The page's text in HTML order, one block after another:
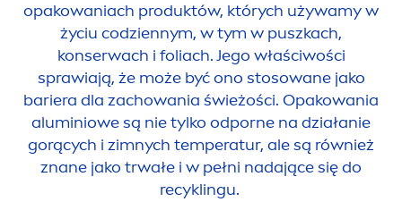
opakowaniach produktów, których używamy w
życiu codziennym, w tym w puszkach,
konserwach i foliach. Jego właściwości
sprawiają, że może być ono stosowane jako
bariera dla zachowania świeżości. Opakowania
aluminiowe są nie tylko odporne na działanie
gorących i zimnych temperatur, ale są również
znane jako trwałe i w pełni nadające się do
recyklingu.